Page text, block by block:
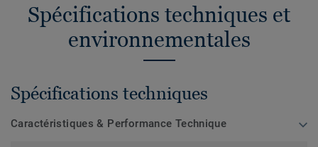
Spécifications techniques et
environnementales
Spécifications techniques
Caractéristiques & Performance Technique